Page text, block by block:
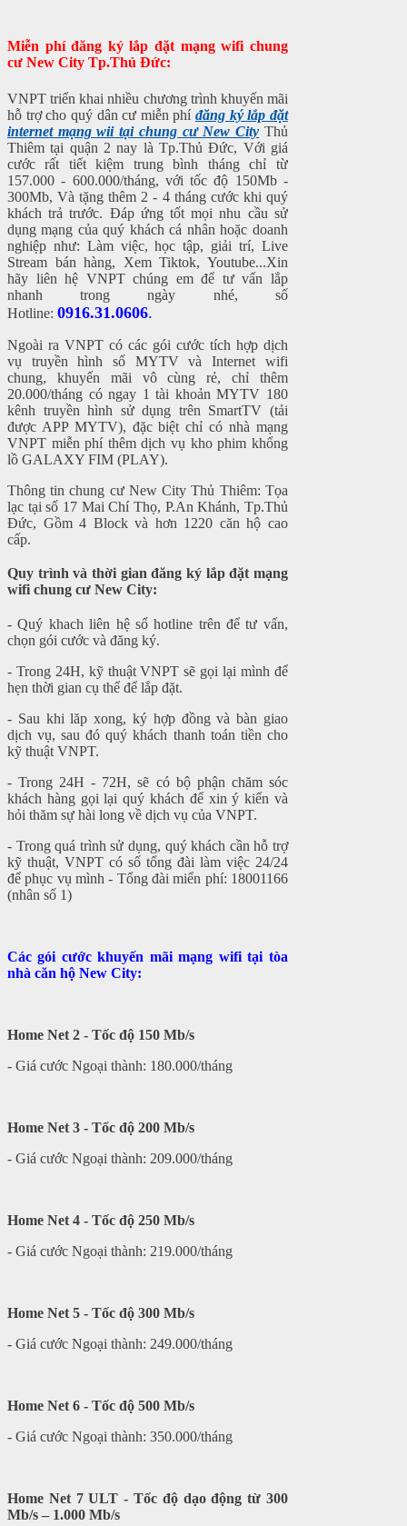
Miễn phí đăng ký lắp đặt mạng wifi chung
cư New City Tp.Thủ Đức:
VNPT triển khai nhiều chương trình khuyến mãi
hỗ trợ cho quý dân cư miễn phí đăng ký lắp đặt
internet mạng wii tại chung cư New City Thủ
Thiêm tại quận 2 nay là Tp.Thủ Đức, Với giá
cước rất tiết kiệm trung bình tháng chỉ từ
157.000 - 600.000/tháng, với tốc độ 150Mb -
300Mb, Và tặng thêm 2 - 4 tháng cước khi quý
khách trả trước. Đáp ứng tốt mọi nhu cầu sử
dụng mạng của quý khách cá nhân hoặc doanh
nghiệp như: Làm việc, học tập, giải trí, Live
Stream bán hàng, Xem Tiktok, Youtube...Xin
hãy liên hệ VNPT chúng em để tư vấn lắp
nhanh trong ngày nhé, số
Hotline: 0916.31.0606.
Ngoài ra VNPT có các gói cước tích hợp dịch
vụ truyền hình số MYTV và Internet wifi
chung, khuyến mãi vô cùng rẻ, chỉ thêm
20.000/tháng có ngay 1 tài khoản MYTV 180
kênh truyền hình sử dụng trên SmartTV (tải
được APP MYTV), đặc biệt chỉ có nhà mạng
VNPT miễn phí thêm dịch vụ kho phim khổng
lồ GALAXY FIM (PLAY).
Thông tin chung cư New City Thủ Thiêm: Tọa
lạc tại số 17 Mai Chí Thọ, P.An Khánh, Tp.Thủ
Đức, Gồm 4 Block và hơn 1220 căn hộ cao
cấp.
Quy trình và thời gian đăng ký lắp đặt mạng
wifi chung cư New City:
- Quý khach liên hệ số hotline trên để tư vấn,
chọn gói cước và đăng ký.
- Trong 24H, kỹ thuật VNPT sẽ gọi lại mình để
hẹn thời gian cụ thể để lắp đặt.
- Sau khi lăp xong, ký hợp đồng và bàn giao
dịch vụ, sau đó quý khách thanh toán tiền cho
kỹ thuật VNPT.
- Trong 24H - 72H, sẽ có bộ phận chăm sóc
khách hàng gọi lại quý khách để xin ý kiến và
hỏi thăm sự hài long về dịch vụ của VNPT.
- Trong quá trình sử dụng, quý khách cần hỗ trợ
kỹ thuật, VNPT có số tổng đài làm việc 24/24
để phục vụ mình - Tổng đài miển phí: 18001166
(nhân số 1)
Các gói cước khuyến mãi mạng wifi tại tòa
nhà căn hộ New City:
Home Net 2 - Tốc độ 150 Mb/s
- Giá cước Ngoại thành: 180.000/tháng
Home Net 3 - Tốc độ 200 Mb/s
- Giá cước Ngoại thành: 209.000/tháng
Home Net 4 - Tốc độ 250 Mb/s
- Giá cước Ngoại thành: 219.000/tháng
Home Net 5 - Tốc độ 300 Mb/s
- Giá cước Ngoại thành: 249.000/tháng
Home Net 6 - Tốc độ 500 Mb/s
- Giá cước Ngoại thành: 350.000/tháng
Home Net 7 ULT - Tốc độ dạo động từ 300
Mb/s – 1.000 Mb/s